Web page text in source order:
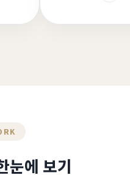
눈에 보기